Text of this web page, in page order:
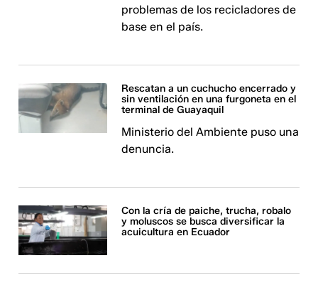
problemas de los recicladores de
base en el país.
Rescatan a un cuchucho encerrado y
sin ventilación en una furgoneta en el
terminal de Guayaquil
Ministerio del Ambiente puso una
denuncia.
Con la cría de paiche, trucha, robalo
y moluscos se busca diversificar la
acuicultura en Ecuador